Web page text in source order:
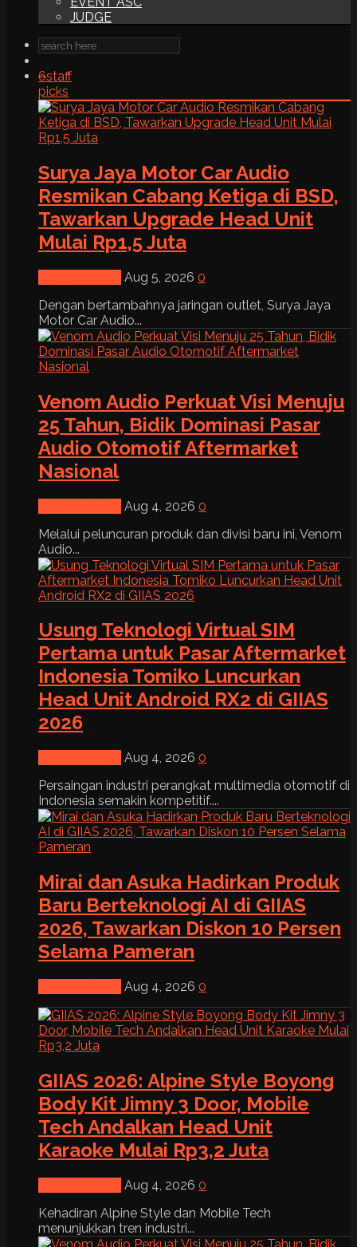
JUDGE
6staff
picks
Surya Jaya Motor Car Audio
Resmikan Cabang Ketiga di BSD,
Tawarkan Upgrade Head Unit
Mulai Rp1,5 Juta
Aug 5, 2026 0
Dengan bertambahnya jaringan outlet, Surya Jaya
Motor Car Audio...
Venom Audio Perkuat Visi Menuju
25 Tahun, Bidik Dominasi Pasar
Audio Otomotif Aftermarket
Nasional
Aug 4, 2026 0
Melalui peluncuran produk dan divisi baru ini, Venom
Audio...
Usung Teknologi Virtual SIM
Pertama untuk Pasar Aftermarket
Indonesia Tomiko Luncurkan
Head Unit Android RX2 di GIIAS
2026
Aug 4, 2026 0
Persaingan industri perangkat multimedia otomotif di
Indonesia semakin kompetitif....
Mirai dan Asuka Hadirkan Produk
Baru Berteknologi AI di GIIAS
2026, Tawarkan Diskon 10 Persen
Selama Pameran
Aug 4, 2026 0
GIIAS 2026: Alpine Style Boyong
Body Kit Jimny 3 Door, Mobile
Tech Andalkan Head Unit
Karaoke Mulai Rp3,2 Juta
Aug 4, 2026 0
Kehadiran Alpine Style dan Mobile Tech
menunjukkan tren industri...